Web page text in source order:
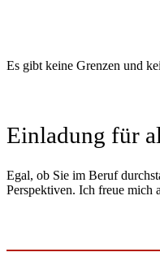
Es gibt keine Grenzen und
Einladung für
Egal, ob Sie im Beruf
Perspektiven. Ich freue mich